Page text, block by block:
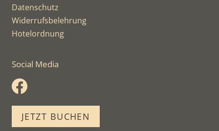
Datenschutz
Widerrufsbelehrung
Hotelordnung
Social Media
JETZT BUCHEN